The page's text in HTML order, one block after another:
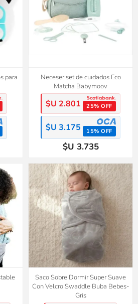
para
Neceser set de cuidados Eco
Matcha Babymoov
$U 2.801 25% OFF
$U 3.175 15% OFF
$U 3.735
Saco Sobre Dormir Super Suave
Con Velcro Swaddle Buba Bebes-
Gris